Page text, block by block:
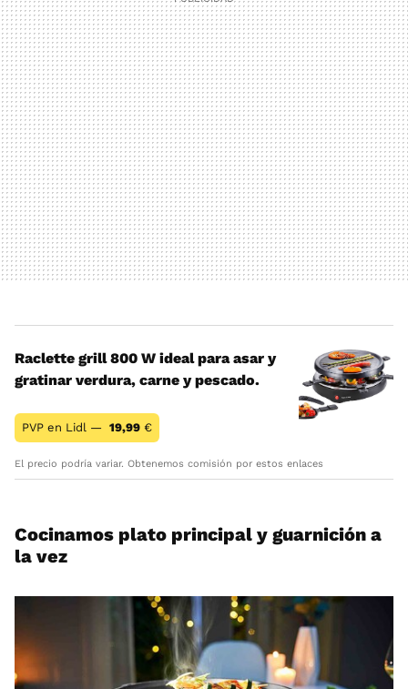
Raclette grill 800 W ideal para asar y
gratinar verdura, carne y pescado.
PVP en Lidl — 19,99 €
El precio podría variar. Obtenemos comisión por estos enlaces
Cocinamos plato principal y guarnición a
la vez